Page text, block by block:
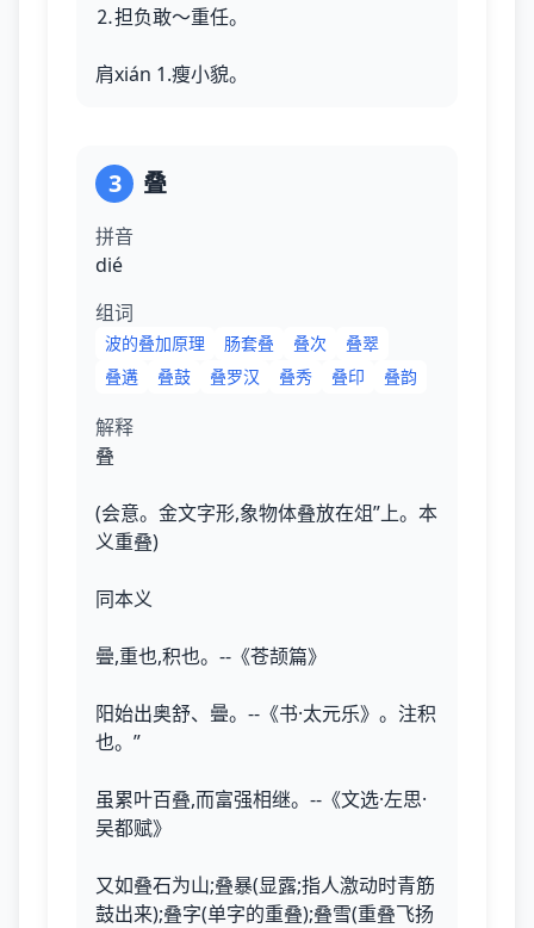
⒉担负敢～重任。
肩xián 1.瘦小貌。
3 叠
拼音
dié
组词
波的叠加原理 肠套叠 叠次
叠翠
叠遘
叠鼓 叠罗汉 叠秀 叠印 叠韵
解释
叠
(会意。金文字形,象物体叠放在俎”上。本
义重叠)
同本义
曡,重也,积也。--《苍颉篇》
阳始出奥舒、曡。--《书·太元乐》。注积
也。”
虽累叶百叠,而富强相继。--《文选·左思·
吴都赋》
又如叠石为山;叠暴(显露;指人激动时青筋
鼓出来);叠字(单字的重叠);叠雪(重叠飞扬